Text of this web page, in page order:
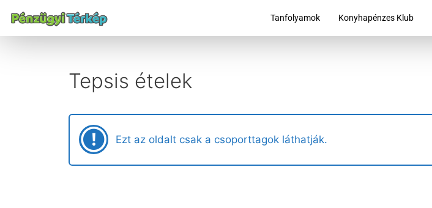
Tanfolyamok Konyhapénzes Klub
Tepsis ételek
Ezt az oldalt csak a csoporttagok láthatják.